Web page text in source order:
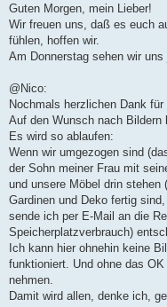
r
a
Guten Morgen, mein Lieber!
Wir freuen uns, daß es euch
fühlen, hoffen wir.
Am Donnerstag sehen wir
@Nico:
Nochmals herzlichen Dank
Auf den Wunsch nach Bildern
Es wird so ablaufen:
Wenn wir umgezogen sind
der Sohn meiner Frau mit
und unsere Möbel drin stehen
Gardinen und Deko fertig
sende ich per E-Mail an die
Speicherplatzverbrauch)
Ich kann hier ohnehin keine
funktioniert. Und ohne das
nehmen.
Damit wird allen, denke ich,